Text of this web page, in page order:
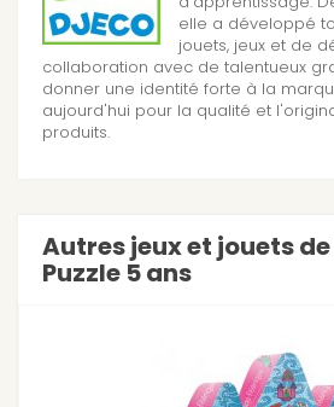
elle a développé
jouets, jeux et de
collaboration avec de talentueux
donner une identité forte à la
aujourd'hui pour la qualité et
produits.
Autres jeux et jouets
Puzzle 5 ans